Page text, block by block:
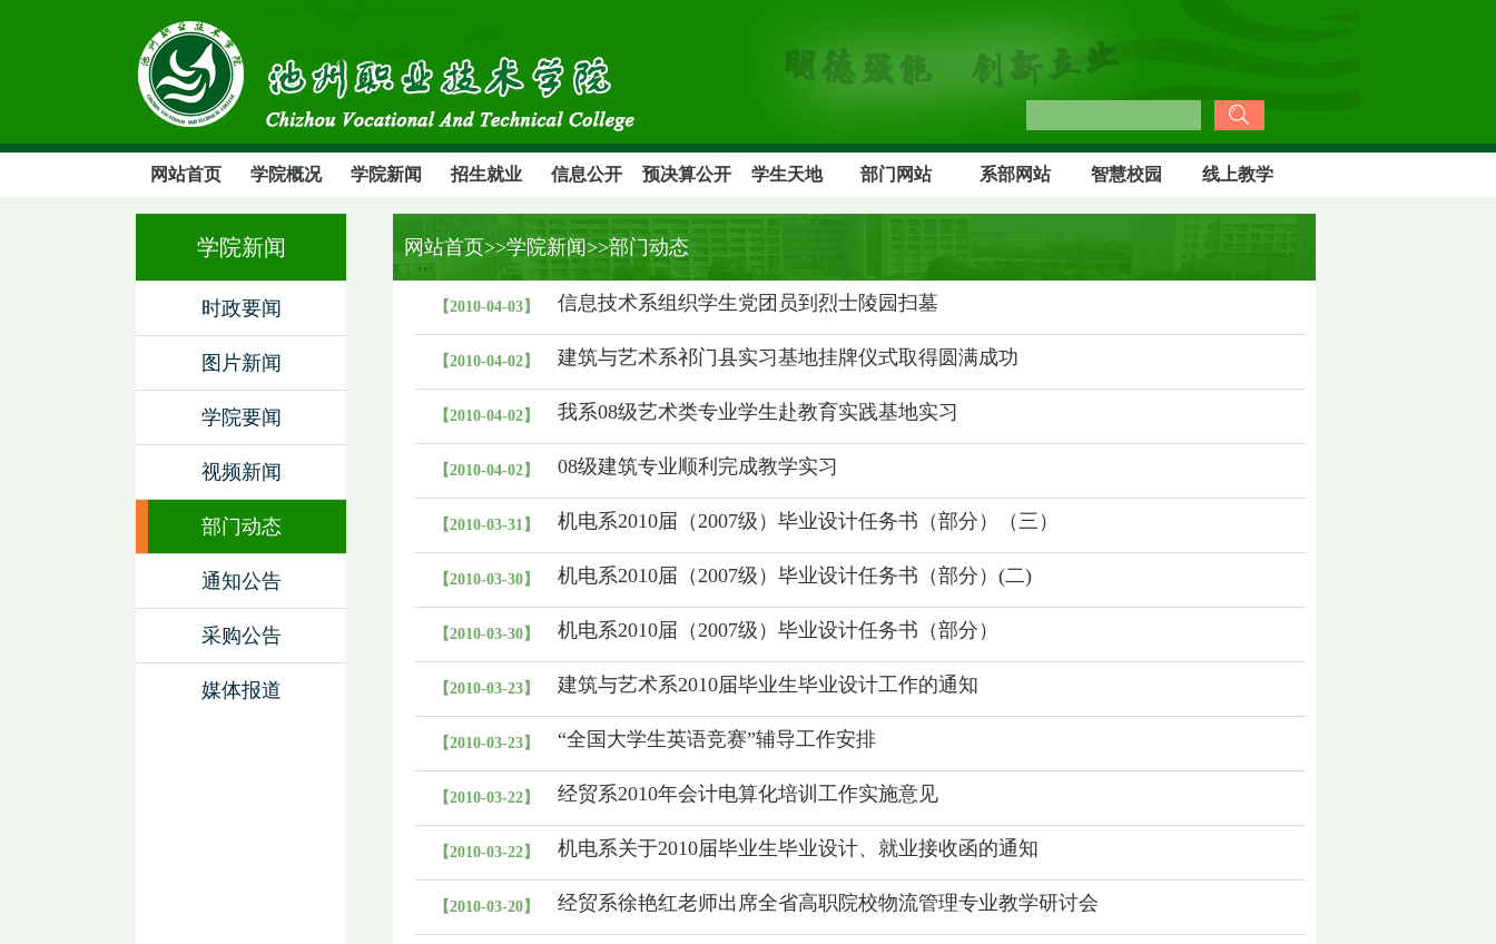
网站首页 学院概况 学院新闻 招生就业 信息公开 预决算公开 学生天地 部门网站 系部网站 智慧校园 线上教学
学院新闻
时政要闻
图片新闻
学院要闻
视频新闻
部门动态
通知公告
采购公告
媒体报道
网站首页>>学院新闻>>部门动态
【2010-04-03】 信息技术系组织学生党团员到烈士陵园扫墓
【2010-04-02】 建筑与艺术系祁门县实习基地挂牌仪式取得圆满成功
【2010-04-02】 我系08级艺术类专业学生赴教育实践基地实习
【2010-04-02】 08级建筑专业顺利完成教学实习
【2010-03-31】 机电系2010届（2007级）毕业设计任务书（部分）（三）
【2010-03-30】 机电系2010届（2007级）毕业设计任务书（部分）(二)
【2010-03-30】 机电系2010届（2007级）毕业设计任务书（部分）
【2010-03-23】 建筑与艺术系2010届毕业生毕业设计工作的通知
【2010-03-23】 “全国大学生英语竞赛”辅导工作安排
【2010-03-22】 经贸系2010年会计电算化培训工作实施意见
【2010-03-22】 机电系关于2010届毕业生毕业设计、就业接收函的通知
【2010-03-20】 经贸系徐艳红老师出席全省高职院校物流管理专业教学研讨会